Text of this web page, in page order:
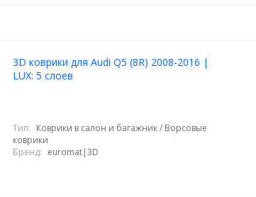
3D коврики для Audi Q5 (8R) 2008-2016 |
LUX: 5 слоев
Тип: Коврики в салон и багажник / Ворсовые
коврики
Бренд: euromat|3D